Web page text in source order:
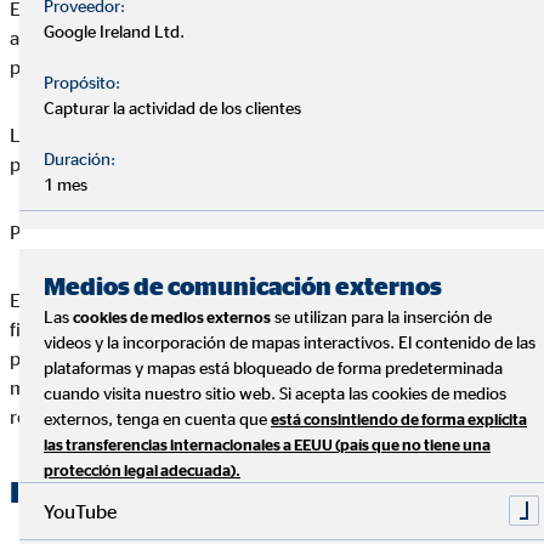
En este tipo de productos la entidad financiera se compromete
a devolverte el 100% de la inversión y además te da un interés
por tus ahorros.
Los intereses no suelen ser muy altos pero te da una garantía
por contrato de que el dinero será devuelto.
PIAS
El PIAS, o plan individual de ahorro sistemático, es un producto
financiero que está pensado para ahorrar para tu jubilación y,
por tanto, tiene ventajas fiscales siempre y cuando se
mantengan durante al menos 5 años (menos liquidez) y se
retire el dinero como renta vitalicia.
Inmobiliaria
Proveedor:
Google Ireland Ltd.
Propósito:
Capturar la actividad de los clientes
Duración:
1 mes
Medios de comunicación externos
Las cookies de medios externos se utilizan para la inserción de
videos y la incorporación de mapas interactivos. El contenido de las
plataformas y mapas está bloqueado de forma predeterminada
cuando visita nuestro sitio web. Si acepta las cookies de medios
externos, tenga en cuenta que está consintiendo de forma explícita
las transferencias internacionales a EEUU (país que no tiene una
protección legal adecuada).
YouTube